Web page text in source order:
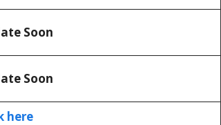
Soon
Soon
here